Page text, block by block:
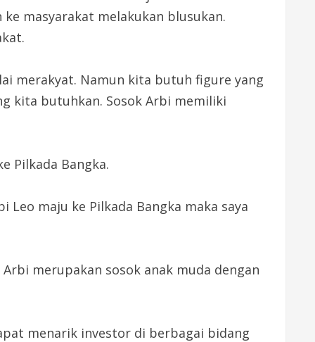
masyarakat melakukan blusukan.
merakyat. Namun kita butuh figure yang
kita butuhkan. Sosok Arbi memiliki
Pilkada Bangka.
maju ke Pilkada Bangka maka saya
merupakan sosok anak muda dengan
menarik investor di berbagai bidang